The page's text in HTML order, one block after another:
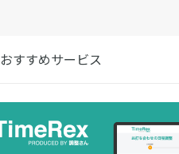
おすすめサービス